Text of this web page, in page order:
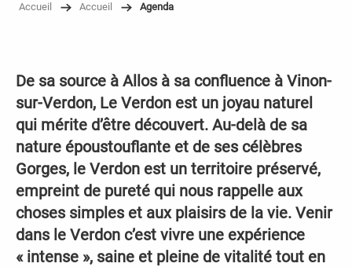
Accueil Accueil Agenda
De sa source à Allos à sa confluence à Vinon-
sur-Verdon, Le Verdon est un joyau naturel
qui mérite d’être découvert. Au-delà de sa
nature époustouflante et de ses célèbres
Gorges, le Verdon est un territoire préservé,
empreint de pureté qui nous rappelle aux
choses simples et aux plaisirs de la vie. Venir
dans le Verdon c’est vivre une expérience
« intense », saine et pleine de vitalité tout en